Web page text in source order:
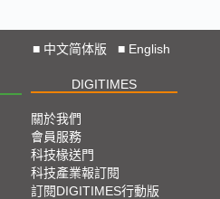
■ 中文简体版 ■ English
DIGITIMES
關於我們
會員服務
科技椽送門
科技產業報訂閱
訂閱DIGITIMES行動版